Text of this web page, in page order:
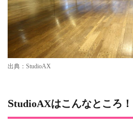
出典：StudioAX
StudioAXはこんなところ！